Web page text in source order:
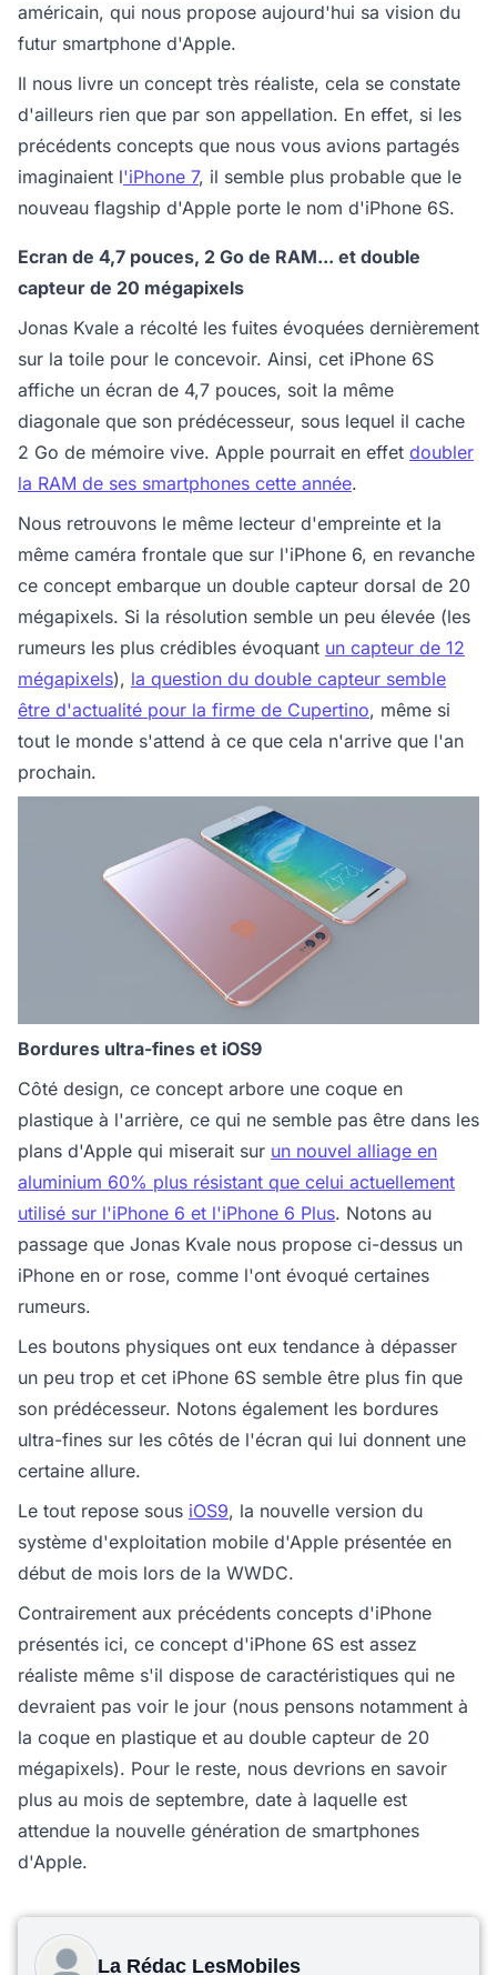
américain, qui nous propose aujourd'hui sa vision du
futur smartphone d'Apple.
Il nous livre un concept très réaliste, cela se constate
d'ailleurs rien que par son appellation. En effet, si les
précédents concepts que nous vous avions partagés
imaginaient l'iPhone 7, il semble plus probable que le
nouveau flagship d'Apple porte le nom d'iPhone 6S.
Ecran de 4,7 pouces, 2 Go de RAM... et double
capteur de 20 mégapixels
Jonas Kvale a récolté les fuites évoquées dernièrement
sur la toile pour le concevoir. Ainsi, cet iPhone 6S
affiche un écran de 4,7 pouces, soit la même
diagonale que son prédécesseur, sous lequel il cache
2 Go de mémoire vive. Apple pourrait en effet doubler
la RAM de ses smartphones cette année.
Nous retrouvons le même lecteur d'empreinte et la
même caméra frontale que sur l'iPhone 6, en revanche
ce concept embarque un double capteur dorsal de 20
mégapixels. Si la résolution semble un peu élevée (les
rumeurs les plus crédibles évoquant un capteur de 12
mégapixels), la question du double capteur semble
être d'actualité pour la firme de Cupertino, même si
tout le monde s'attend à ce que cela n'arrive que l'an
prochain.
Bordures ultra-fines et iOS9
Côté design, ce concept arbore une coque en
plastique à l'arrière, ce qui ne semble pas être dans les
plans d'Apple qui miserait sur un nouvel alliage en
aluminium 60% plus résistant que celui actuellement
utilisé sur l'iPhone 6 et l'iPhone 6 Plus. Notons au
passage que Jonas Kvale nous propose ci-dessus un
iPhone en or rose, comme l'ont évoqué certaines
rumeurs.
Les boutons physiques ont eux tendance à dépasser
un peu trop et cet iPhone 6S semble être plus fin que
son prédécesseur. Notons également les bordures
ultra-fines sur les côtés de l'écran qui lui donnent une
certaine allure.
Le tout repose sous iOS9, la nouvelle version du
système d'exploitation mobile d'Apple présentée en
début de mois lors de la WWDC.
Contrairement aux précédents concepts d'iPhone
présentés ici, ce concept d'iPhone 6S est assez
réaliste même s'il dispose de caractéristiques qui ne
devraient pas voir le jour (nous pensons notamment à
la coque en plastique et au double capteur de 20
mégapixels). Pour le reste, nous devrions en savoir
plus au mois de septembre, date à laquelle est
attendue la nouvelle génération de smartphones
d'Apple.
La Rédac LesMobiles